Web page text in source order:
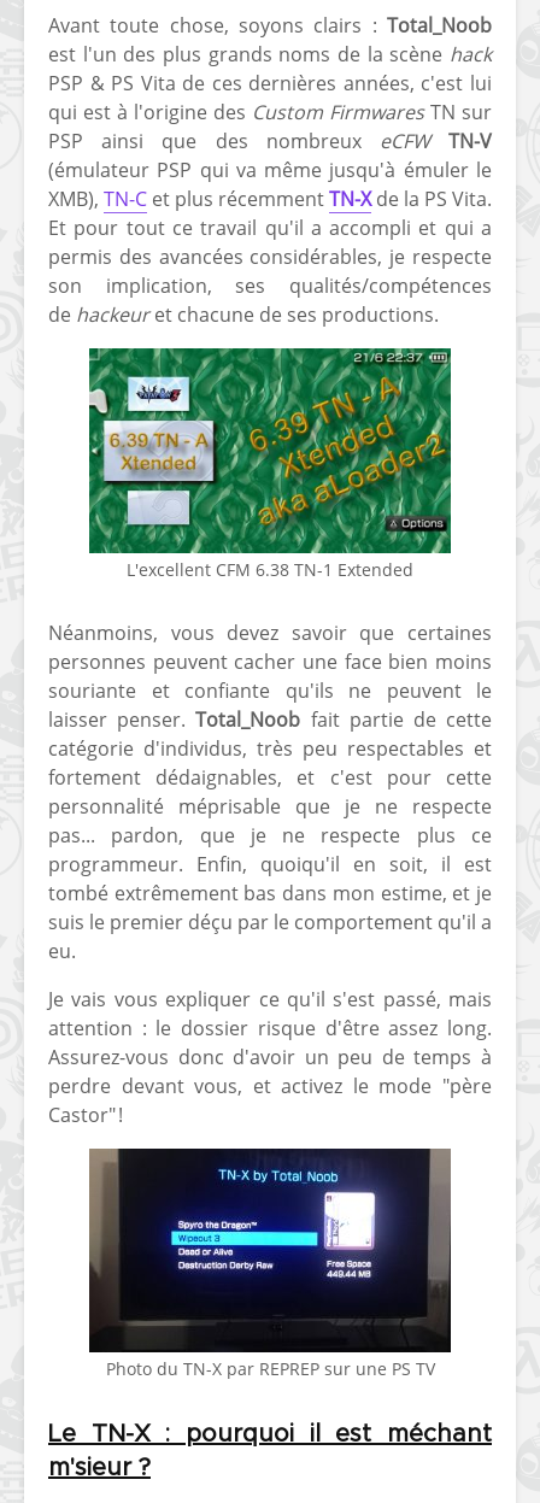
Avant toute chose, soyons clairs : Total_Noob
est l'un des plus grands noms de la scène hack
PSP & PS Vita de ces dernières années, c'est lui
qui est à l'origine des Custom FirmwaresTN sur
PSP ainsi que des nombreux eCFW
TN-V
(émulateur PSP qui va même jusqu'à émuler le
XMB), TN-C et plus récemmentTN-Xde la PS Vita.
Et pour tout ce travail qu'il a accompli et qui a
permis des avancées considérables, je respecte
son implication, ses qualités/compétences
de hackeuret chacune de ses productions.
L'excellent CFM 6.38 TN-1 Extended
Néanmoins, vous devez savoir que certaines
personnes peuvent cacher une face bien moins
souriante et confiante qu'ils ne peuvent le
laisser penser.Total_Noob fait partie de cette
catégorie d'individus, très peu respectables et
fortement dédaignables, et c'est pour cette
personnalité méprisable que je ne respecte
pas... pardon, que je ne respecte plus ce
programmeur. Enfin, quoiqu'il en soit, il est
tombé extrêmement bas dans mon estime, et je
suis le premier déçu par le comportement qu'il a
eu.
Je vais vous expliquer ce qu'il s'est passé, mais
attention : le dossier risque d'être assez long.
Assurez-vous donc d'avoir un peu de temps à
perdre devant vous, et activez le mode "père
Castor" !
Photo du TN-X par REPREP sur une PS TV
Le TN-X : pourquoi il est méchant
m'sieur ?
PSP 2000/3000 est
désormais
possible avec Baryon
Sweeper !
[PS4] TUTO - Hacker
/ Jailbreaker sa PS4
en 6.72
[PS4] Le point sur le
fameux jailbreak pour
6.72 / 7.02
dévoile dans une
vidéo une flopée de
nouveaux projets
SX Lite :
prévoir
de test
[3DS]
TUTO -
jouer à
« .CIA »
[PSP]
qui fête